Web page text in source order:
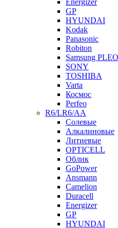
Energizer
GP
HYUNDAI
Kodak
Panasonic
Robiton
Samsung
SONY
TOSHIBA
Varta
Космос
Perfeo
R6/LR6/AA
Солевые
Алкалиновые
Литиевые
OPTICELL
Облик
GoPower
Ansmann
Camelion
Duracell
Energizer
GP
HYUNDAI